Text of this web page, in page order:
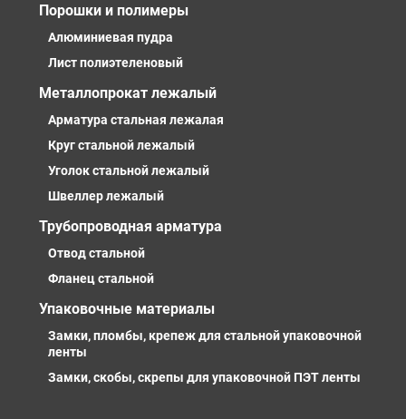
Порошки и полимеры
Алюминиевая пудра
Лист полиэтеленовый
Металлопрокат лежалый
Арматура стальная лежалая
Круг стальной лежалый
Уголок стальной лежалый
Швеллер лежалый
Трубопроводная арматура
Отвод стальной
Фланец стальной
Упаковочные материалы
Замки, пломбы, крепеж для стальной упаковочной
ленты
Замки, скобы, скрепы для упаковочной ПЭТ ленты